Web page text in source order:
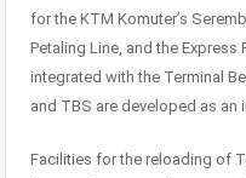
for the KTM Komuter’s
Petaling Line, and the Express
integrated with the Terminal
and TBS are developed as
Facilities for the reloading of